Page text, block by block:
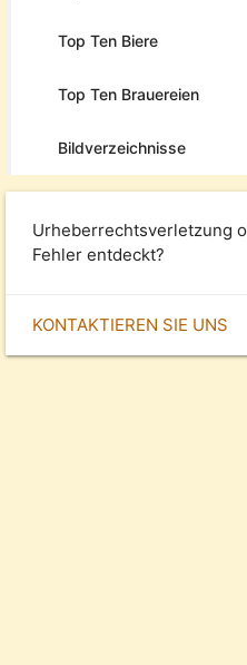
Top Ten Biere
Top Ten Brauereien
Bildverzeichnisse
Urheberrechtsverletzung
Fehler entdeckt?
KONTAKTIEREN SIE UNS